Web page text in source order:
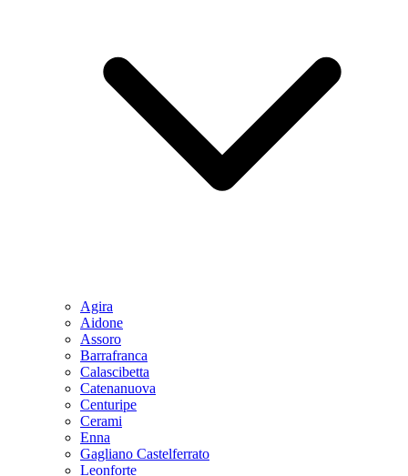
Agira
Aidone
Assoro
Barrafranca
Calascibetta
Catenanuova
Centuripe
Cerami
Enna
Gagliano Castelferrato
Leonforte